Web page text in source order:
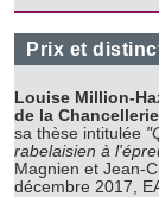
Prix et
Louise Million-
de la
sa thèse intitulée
rabelaisien à
Magnien et Jean-
décembre 2017,